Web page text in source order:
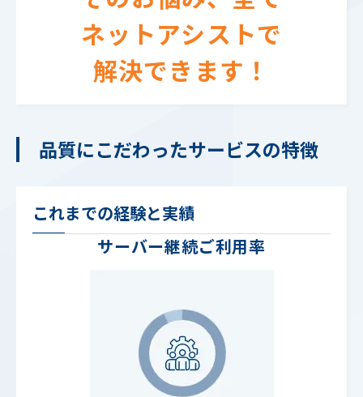
ネットアシストで
解決できます！
品質にこだわったサービスの特徴
これまでの経験と実績
サーバー継続ご利用率